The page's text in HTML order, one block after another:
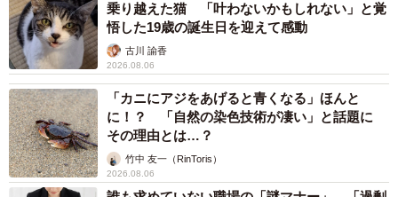
乗り越えた猫 「叶わないかもしれない」と覚
悟した19歳の誕生日を迎えて感動
古川 諭香
2026.08.06
「カニにアジをあげると青くなる」ほんと
に！？ 「自然の染色技術が凄い」と話題に
その理由とは…？
竹中 友一（RinToris）
2026.08.06